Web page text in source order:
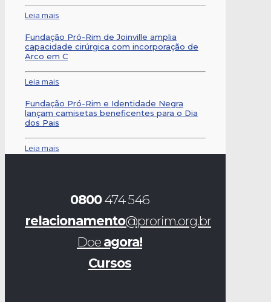
Leia mais
Fundação Pró-Rim de Joinville amplia
capacidade cirúrgica com incorporação de
Arco em C
Leia mais
Fundação Pró-Rim e Identidade Negra
lançam camisetas beneficentes para o Dia
dos Pais
Leia mais
0800474 546
relacionamento@prorim.org.br
Doe agora!
Cursos